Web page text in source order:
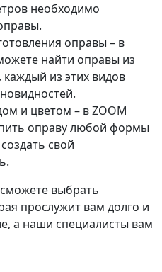
необходимо
оправы – в
найти оправы из
каждый из этих видов
и цветом – в ZOOM
оправу любой формы
свой
выбрать
прослужит вам долго и
а наши специалисты вам